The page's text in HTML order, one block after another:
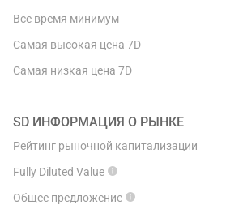
Все время минимум
Самая высокая цена 7D
Самая низкая цена 7D
SD ИНФОРМАЦИЯ О РЫНКЕ
Рейтинг рыночной капитализации
Fully Diluted Value
Общее предложение